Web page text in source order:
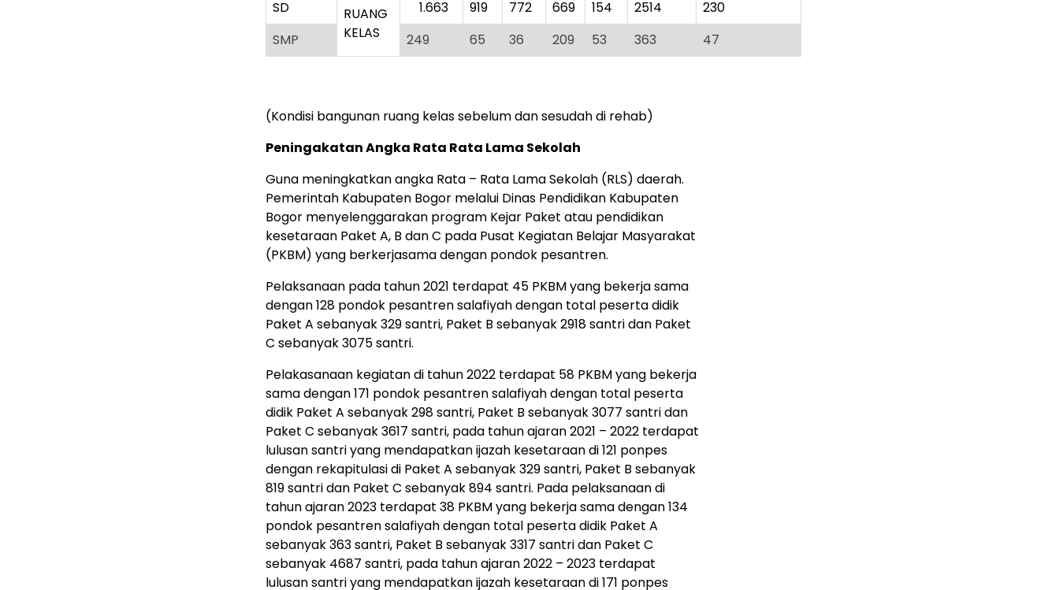
SD
RUANG
KELAS
1.663 919 772 669 154 2514
230
SMP
249 65 36 209 53 363 47
(Kondisi bangunan ruang kelas sebelum dan sesudah di rehab)
Peningakatan Angka Rata Rata Lama Sekolah
Guna meningkatkan angka Rata – Rata Lama Sekolah (RLS) daerah.
Pemerintah Kabupaten Bogor melalui Dinas Pendidikan Kabupaten
Bogor menyelenggarakan program Kejar Paket atau pendidikan
kesetaraan Paket A, B dan C pada Pusat Kegiatan Belajar Masyarakat
(PKBM) yang berkerjasama dengan pondok pesantren.
Pelaksanaan pada tahun 2021 terdapat 45 PKBM yang bekerja sama
dengan 128 pondok pesantren salafiyah dengan total peserta didik
Paket A sebanyak 329 santri, Paket B sebanyak 2918 santri dan Paket
C sebanyak 3075 santri.
Pelakasanaan kegiatan di tahun 2022 terdapat 58 PKBM yang bekerja
sama dengan 171 pondok pesantren salafiyah dengan total peserta
didik Paket A sebanyak 298 santri, Paket B sebanyak 3077 santri dan
Paket C sebanyak 3617 santri, pada tahun ajaran 2021 – 2022 terdapat
lulusan santri yang mendapatkan ijazah kesetaraan di 121 ponpes
dengan rekapitulasi di Paket A sebanyak 329 santri, Paket B sebanyak
819 santri dan Paket C sebanyak 894 santri. Pada pelaksanaan di
tahun ajaran 2023 terdapat 38 PKBM yang bekerja sama dengan 134
pondok pesantren salafiyah dengan total peserta didik Paket A
sebanyak 363 santri, Paket B sebanyak 3317 santri dan Paket C
sebanyak 4687 santri, pada tahun ajaran 2022 – 2023 terdapat
lulusan santri yang mendapatkan ijazah kesetaraan di 171 ponpes